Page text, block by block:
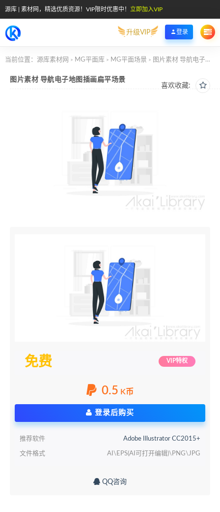
源库 | 素材网，精选优质资源！VIP限时优惠中！ 立即加入VIP
升级VIP 登录
当前位置： 源库素材网 > MG平面库 > MG平面场景 > 图片素材 导航电子地图插画扁平场景
喜欢收藏:
图片素材 导航电子地图插画扁平场景
免费 VIP特权
0.5 K币
登录后购买
推荐软件 Adobe Illustrator CC2015+
文件格式 AI\EPS(AI可打开编辑)\PNG\JPG
QQ咨询